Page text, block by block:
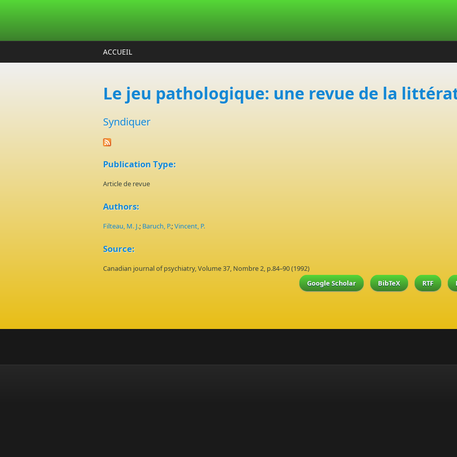
ACCUEIL
Le jeu pathologique: une revue de la
Syndiquer
Publication Type:
Article de revue
Authors:
Filteau, M. J.; Baruch, P.;Vincent, P.
Source:
Canadian journal of psychiatry, Volume 37, Nombre 2, p.84–90 (1992)
Google Scholar
BibTeX RTF